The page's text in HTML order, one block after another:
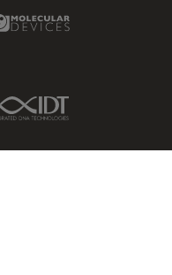
Molecular Devices Link
IDT Link